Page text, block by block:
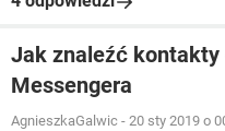
Jak znaleźć
Messengera
AgnieszkaGalwic - 20 sty 2019 o